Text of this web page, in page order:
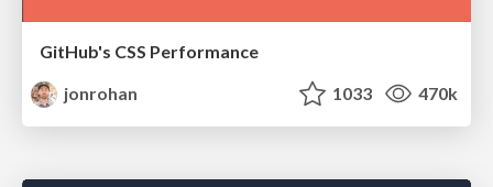
GitHub's CSS Performance
jonrohan
1033 470k